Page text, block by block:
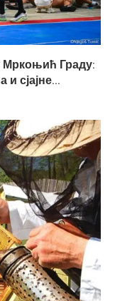
Мркоњић Граду:
сјајне...